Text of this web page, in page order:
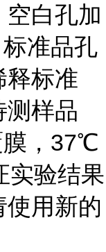
白孔加
标准品孔
释标准
测样品
， 37℃
实验结果
用新的